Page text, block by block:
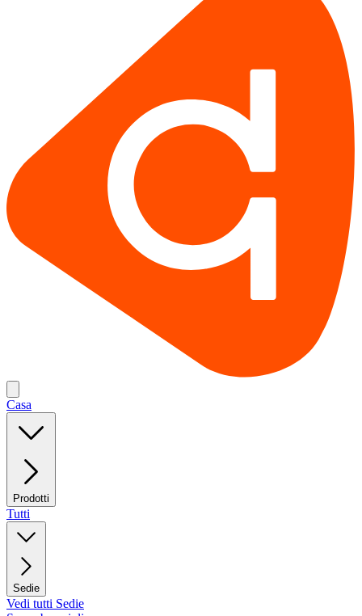
Casa
Prodotti
Tutti
Sedie
Vedi tutti Sedie